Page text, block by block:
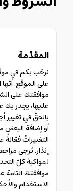
المقدّمة
على الموقع.
موافقتك على
عليها، يجدر
بالحقّ في تغيير
أو إضافة البعض
التغييراتُ
إنذار. يُرجى
لمواكبة كلّ
موافقتك التامة
الاستخدام